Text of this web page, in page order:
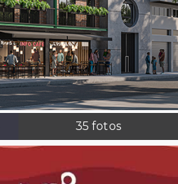
35 fotos